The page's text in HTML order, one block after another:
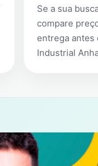
Se a sua
compare
entrega antes
Industrial